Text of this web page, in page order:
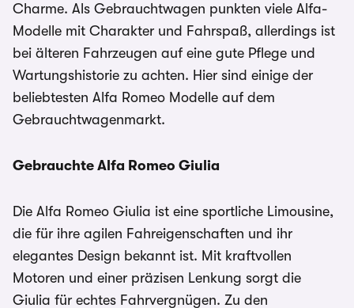
Charme. Als Gebrauchtwagen punkten viele Alfa-
Modelle mit Charakter und Fahrspaß, allerdings ist
bei älteren Fahrzeugen auf eine gute Pflege und
Wartungshistorie zu achten. Hier sind einige der
beliebtesten Alfa Romeo Modelle auf dem
Gebrauchtwagenmarkt.
Gebrauchte Alfa Romeo Giulia
Die Alfa Romeo Giulia ist eine sportliche Limousine,
die für ihre agilen Fahreigenschaften und ihr
elegantes Design bekannt ist. Mit kraftvollen
Motoren und einer präzisen Lenkung sorgt die
Giulia für echtes Fahrvergnügen. Zu den